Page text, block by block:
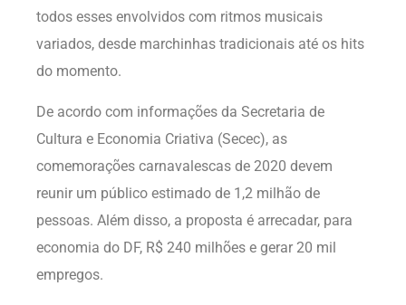
todos esses envolvidos com ritmos musicais
variados, desde marchinhas tradicionais até os hits
do momento.
De acordo com informações da Secretaria de
Cultura e Economia Criativa (Secec), as
comemorações carnavalescas de 2020 devem
reunir um público estimado de 1,2 milhão de
pessoas. Além disso, a proposta é arrecadar, para
economia do DF, R$ 240 milhões e gerar 20 mil
empregos.